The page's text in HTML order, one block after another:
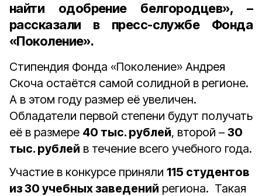
найти одобрение белгородцев», –
рассказали в пресс-службе Фонда
«Поколение».
Стипендия Фонда «Поколение» Андрея
Скоча остаётся самой солидной в регионе.
А в этом году размер её увеличен.
Обладатели первой степени будут получать
её в размере 40 тыс. рублей, второй – 30
тыс. рублей в течение всего учебного года.
Участие в конкурсе приняли 115 студентов
из 30 учебных заведений региона. Такая